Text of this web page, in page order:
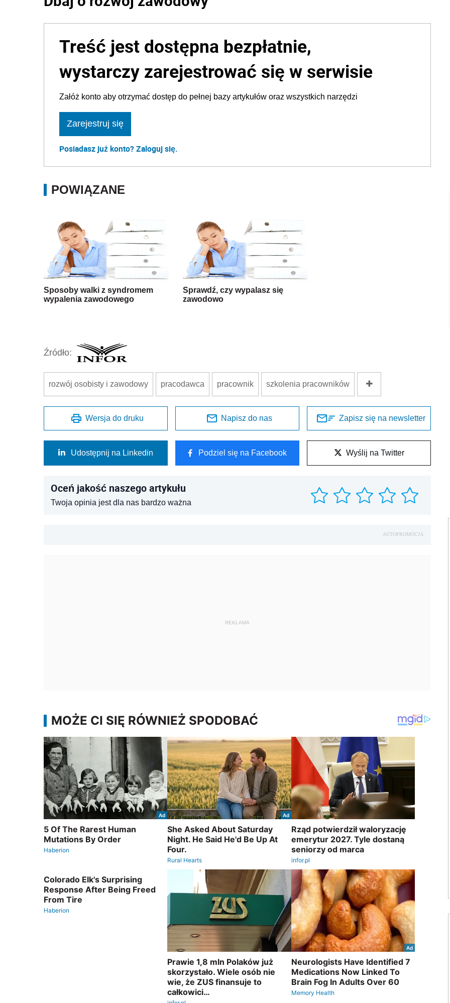
Treść jest dostępna bezpłatnie,
wystarczy zarejestrować się w serwisie
Załóż konto aby otrzymać dostęp do pełnej bazy artykułów oraz wszystkich narzędzi
Zarejestruj się
Posiadasz już konto? Zaloguj się.
POWIĄZANE
Sposoby walki z syndromem
wypalenia zawodowego
Sprawdź, czy wypalasz się
zawodowo
Źródło:
rozwój osobisty i zawodowy pracodawca pracownik szkolenia pracowników
Wersja do druku Napisz do nas Zapisz się na newsletter
Udostępnij na Linkedin Podziel się na Facebook Wyślij na Twitter
Oceń jakość naszego artykułu
Twoja opinia jest dla nas bardzo ważna
AUTOPROMOCJA
REKLAMA